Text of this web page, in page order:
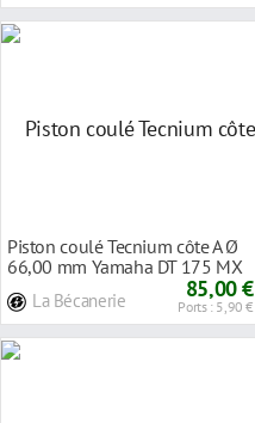
Piston coulé Tecnium côte A Ø
66,00 mm Yamaha DT 175 MX
La Bécanerie 85,00 €
Ports : 5,90 €